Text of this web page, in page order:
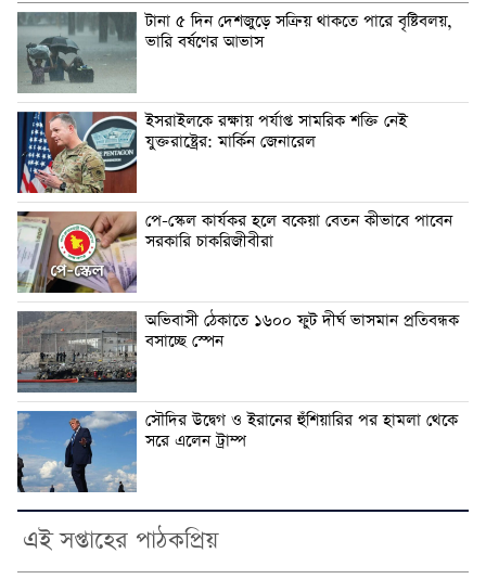
টানা ৫ দিন দেশজুড়ে সক্রিয় থাকতে পারে বৃষ্টিবলয়,
ভারি বর্ষণের আভাস
ইসরাইলকে রক্ষায় পর্যাপ্ত সামরিক শক্তি নেই
যুক্তরাষ্ট্রের: মার্কিন জেনারেল
পে-স্কেল কার্যকর হলে বকেয়া বেতন কীভাবে পাবেন
সরকারি চাকরিজীবীরা
অভিবাসী ঠেকাতে ১৬০০ ফুট দীর্ঘ ভাসমান প্রতিবন্ধক
বসাচ্ছে স্পেন
সৌদির উদ্বেগ ও ইরানের হুঁশিয়ারির পর হামলা থেকে
সরে এলেন ট্রাম্প
এই সপ্তাহের পাঠকপ্রিয়